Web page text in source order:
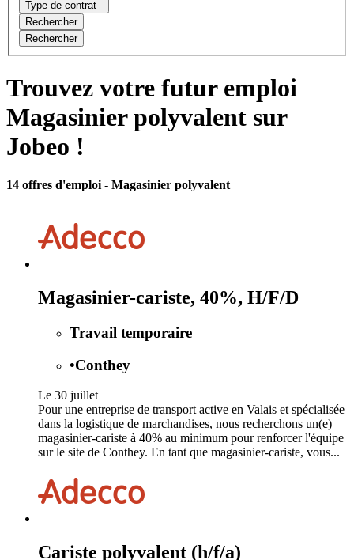
Type de contrat
Rechercher
Rechercher
Trouvez votre futur emploi
Magasinier polyvalent sur
Jobeo !
14 offres d'emploi - Magasinier polyvalent
Magasinier-cariste, 40%, H/F/D
Travail temporaire
•Conthey
Le 30 juillet
Pour une entreprise de transport active en Valais et spécialisée
dans la logistique de marchandises, nous recherchons un(e)
magasinier-cariste à 40% au minimum pour renforcer l'équipe
sur le site de Conthey. En tant que magasinier-cariste, vous...
Cariste polyvalent (h/f/a)